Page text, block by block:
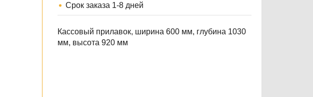
Срок заказа 1-8 дней
Кассовый прилавок, ширина 600 мм, глубина 1030
мм, высота 920 мм